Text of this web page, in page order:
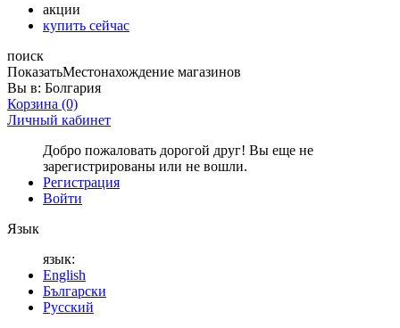
акции
купить сейчас
поиск
ПоказатьМестонахождение магазинов
Вы в: Болгария
Корзина (0)
Личный кабинет
Добро пожаловать дорогой друг! Вы еще не
зарегистрированы или не вошли.
Регистрация
Войти
Язык
язык:
English
Български
Русский